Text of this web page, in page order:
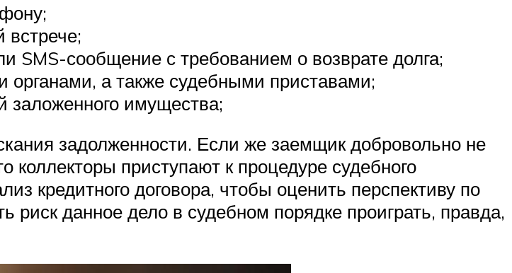
встрече;
SMS-сообщение с требованием о возврате долга;
а также судебными приставами;
заложенного имущества;
задолженности. Если же заемщик добровольно не
коллекторы приступают к процедуре судебного
кредитного договора, чтобы оценить перспективу по
риск данное дело в судебном порядке проиграть, правда,